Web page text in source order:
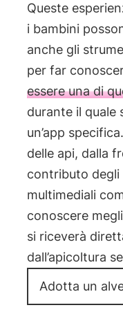
Queste
i bambini
anche gli
per far
essere una di
durante il quale
un’app
delle api, dalla
contributo degli
multimediali
conoscere
si riceverà
dall’apicoltura
Adotta un